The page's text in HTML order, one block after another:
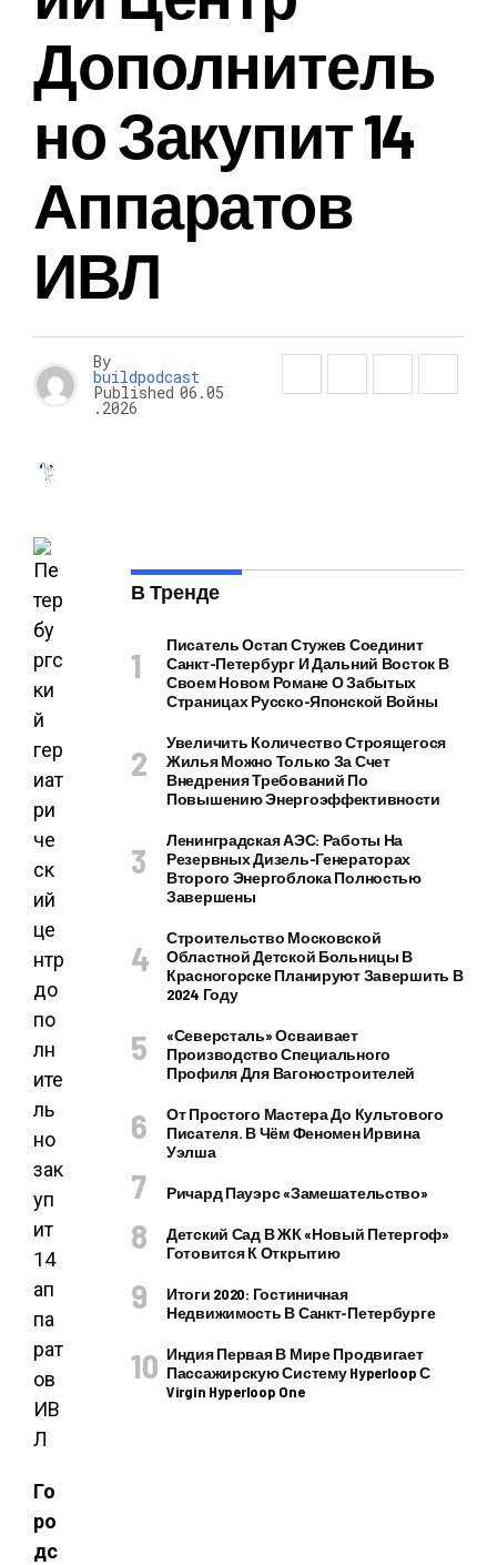
Дополнитель
Но Закупит 14
Аппаратов
ИВЛ
By
buildpodcast
Published 06.05
.2026
Го
ро
дс
В Тренде
Писатель Остап Стужев Соединит
Санкт-Петербург И Дальний Восток В
Своем Новом Романе О Забытых
Страницах Русско-Японской Войны
Увеличить Количество Строящегося
Жилья Можно Только За Счет
Внедрения Требований По
Повышению Энергоэффективности
Ленинградская АЭС: Работы На
Резервных Дизель-Генераторах
Второго Энергоблока Полностью
Завершены
Строительство Московской
Областной Детской Больницы В
Красногорске Планируют Завершить В
2024 Году
«Северсталь» Осваивает
Производство Специального
Профиля Для Вагоностроителей
От Простого Мастера До Культового
Писателя. В Чём Феномен Ирвина
Уэлша
Ричард Пауэрс «Замешательство»
Детский Сад В ЖК «Новый Петергоф»
Готовится К Открытию
Итоги 2020: Гостиничная
Недвижимость В Санкт-Петербурге
Индия Первая В Мире Продвигает
Пассажирскую Систему Hyperloop С
Virgin Hyperloop One